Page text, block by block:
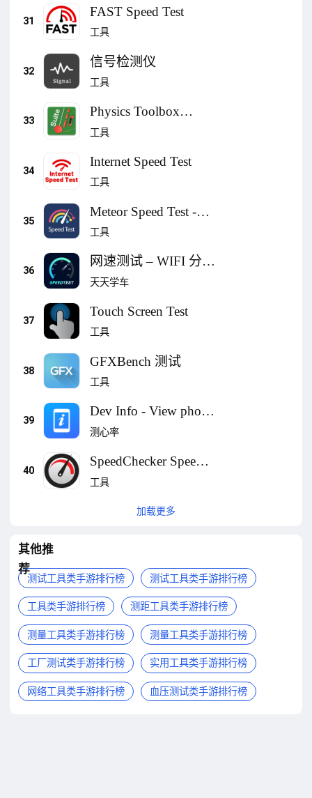
31
FAST Speed Test
工具
32
信号检测仪
工具
33
Physics Toolbox
Sensor Suite
工具
34
Internet Speed Test
工具
35
Meteor Speed Test -
Ad Free
工具
36
网速测试 – WIFI 分析
仪
天天学车
37
Touch Screen Test
工具
38
GFXBench 测试
工具
39
Dev Info - View phone
info
测心率
40
SpeedChecker Speed
Test
工具
加载更多
其他推
荐
测试工具类手游排行榜 测试工具类手游排行榜
工具类手游排行榜 测距工具类手游排行榜
测量工具类手游排行榜 测量工具类手游排行榜
工厂测试类手游排行榜 实用工具类手游排行榜
网络工具类手游排行榜 血压测试类手游排行榜